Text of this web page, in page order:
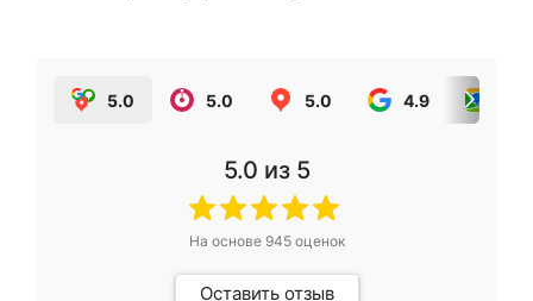
5.0 5.0 5.0 4.9
5.0 из 5
На основе 945оценок
Оставить отзыв